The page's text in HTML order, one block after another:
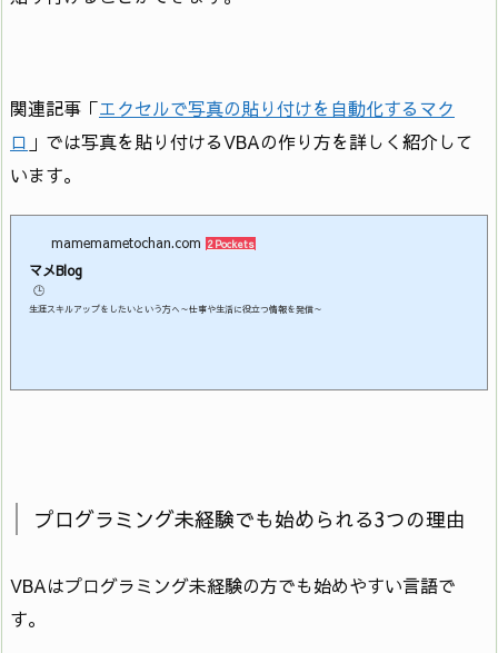
関連記事「エクセルで写真の貼り付けを自動化するマク
ロ 」では写真を貼り付けるVBAの作り方を詳しく紹介して
います。
mamemametochan.com 2 Pockets
マメBlog
🕒️
生涯スキルアップをしたいという方へ～仕事や生活に役立つ情報を発信～
プログラミング未経験でも始められる3つの理由
VBAはプログラミング未経験の方でも始めやすい言語で
す。